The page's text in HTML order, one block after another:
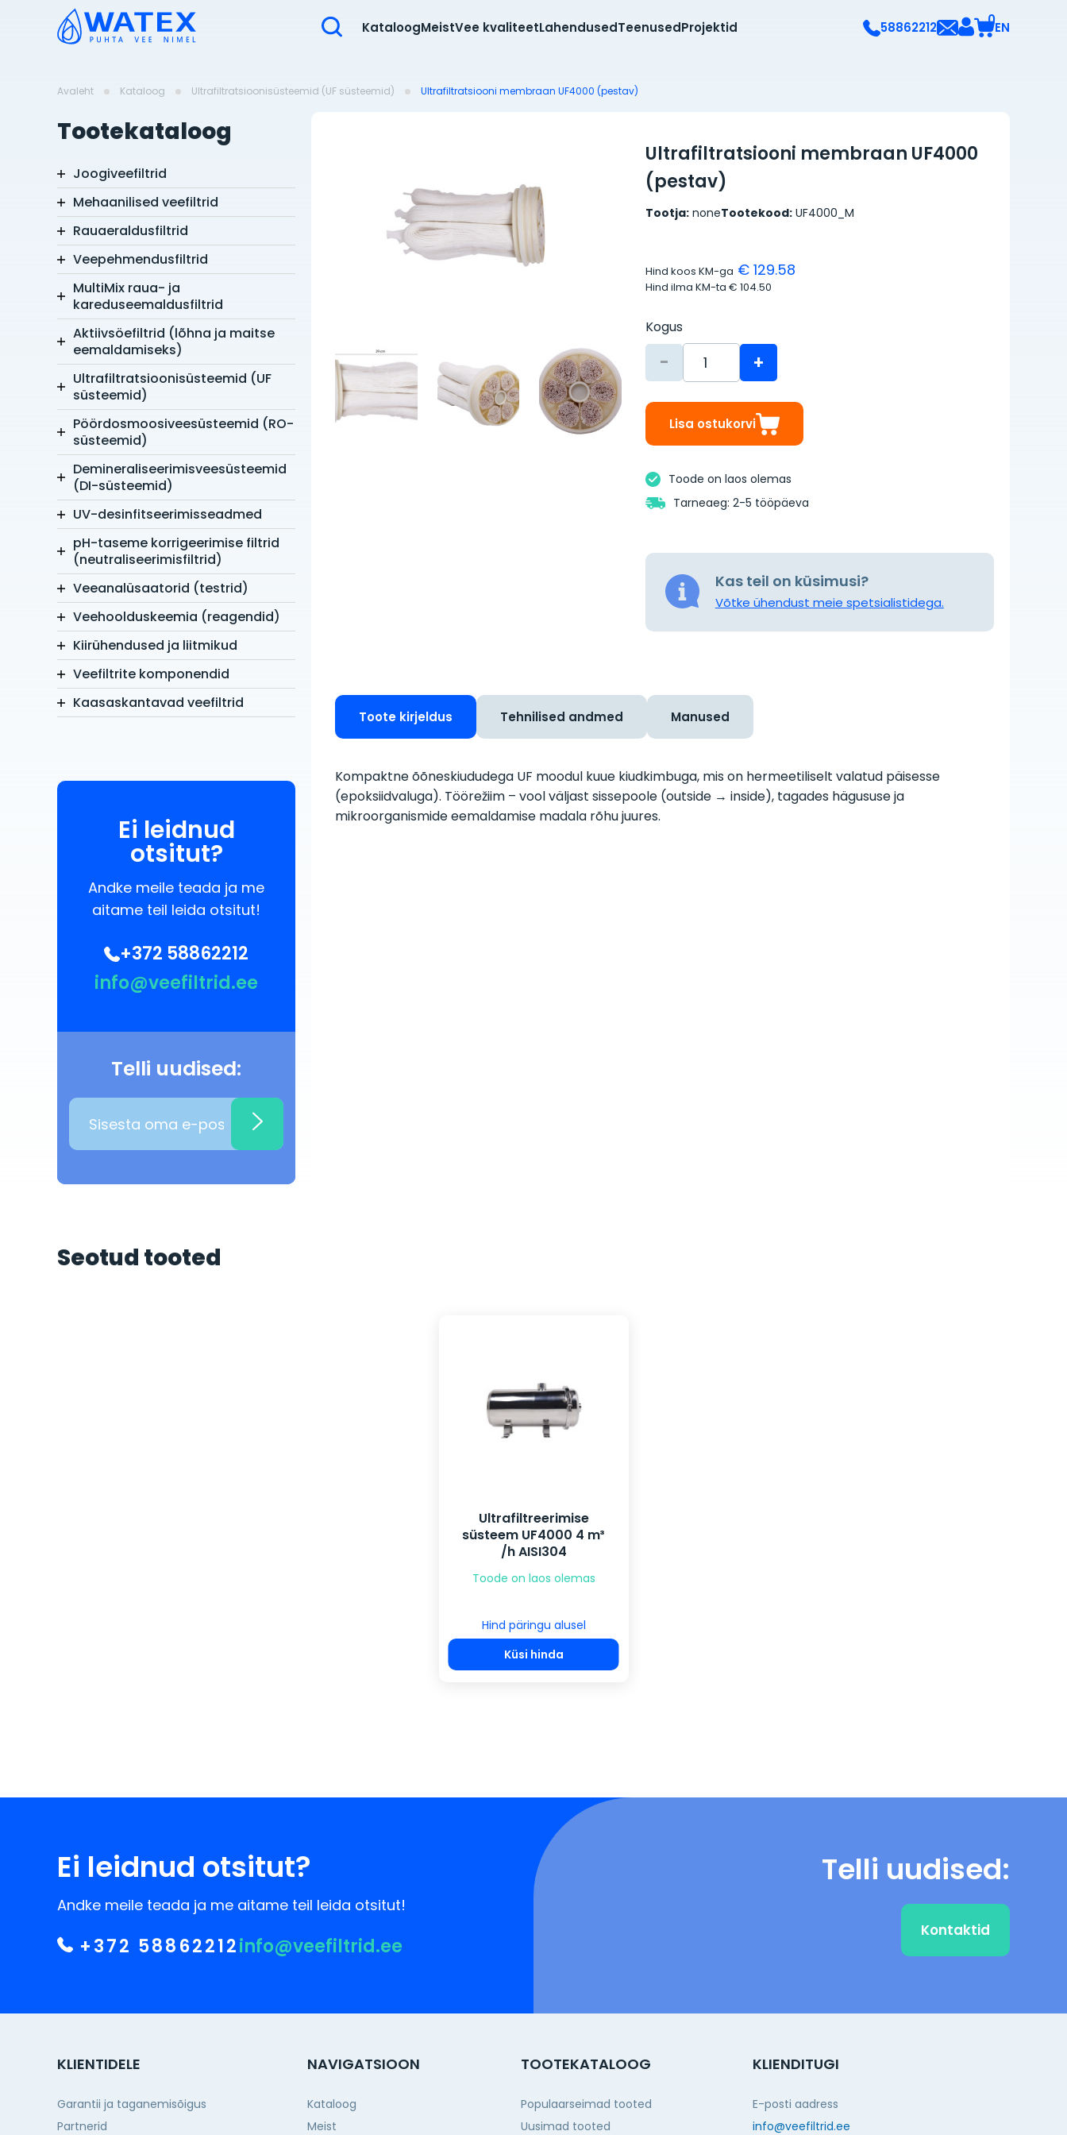
KataloogMeistVee kvaliteetLahendusedTeenusedProjektid 58862212 0EN
Avaleht Kataloog Ultrafiltratsioonisüsteemid (UF süsteemid) Ultrafiltratsiooni membraan UF4000 (pestav)
Tootekataloog
Joogiveefiltrid
Mehaanilised veefiltrid
Rauaeraldusfiltrid
Veepehmendusfiltrid
MultiMix raua- ja
kareduseemaldusfiltrid
Aktiivsöefiltrid (lõhna ja maitse
eemaldamiseks)
Ultrafiltratsioonisüsteemid (UF
süsteemid)
Pöördosmoosiveesüsteemid (RO-
süsteemid)
Demineraliseerimisveesüsteemid
(DI-süsteemid)
UV-desinfitseerimisseadmed
pH-taseme korrigeerimise filtrid
(neutraliseerimisfiltrid)
Veeanalüsaatorid (testrid)
Veehoolduskeemia (reagendid)
Kiirühendused ja liitmikud
Veefiltrite komponendid
Kaasaskantavad veefiltrid
Ei leidnud
otsitut?
Andke meile teada ja me
aitame teil leida otsitut!
+372 58862212
info@veefiltrid.ee
Telli uudised:
Ultrafiltratsiooni membraan UF4000
(pestav)
Tootja: noneTootekood:UF4000_M
Hind koos KM-ga € 129.58
Hind ilma KM-ta € 104.50
Kogus
- +
Lisa ostukorvi
Toode on laos olemas
Tarneaeg: 2-5 tööpäeva
Kas teil on küsimusi?
Võtke ühendust meie spetsialistidega.
Toote kirjeldus Tehnilised andmed Manused
Kompaktne õõneskiududega UF moodul kuue kiudkimbuga, mis on hermeetiliselt valatud päisesse
(epoksiidvaluga). Töörežiim – vool väljast sissepoole (outside → inside), tagades hägususe ja
mikroorganismide eemaldamise madala rõhu juures.
Seotud tooted
Ultrafiltreerimise
süsteem UF4000 4 m³
/h AISI304
Toode on laos olemas
Hind päringu alusel
Küsi hinda
Ei leidnud otsitut?
Andke meile teada ja me aitame teil leida otsitut!
+372 58862212info@veefiltrid.ee
Telli uudised:
Kontaktid
KLIENTIDELE
Garantii ja taganemisõigus
Partnerid
NAVIGATSIOON
Kataloog
Meist
TOOTEKATALOOG
Populaarseimad tooted
Uusimad tooted
KLIENDITUGI
E-posti aadress
info@veefiltrid.ee